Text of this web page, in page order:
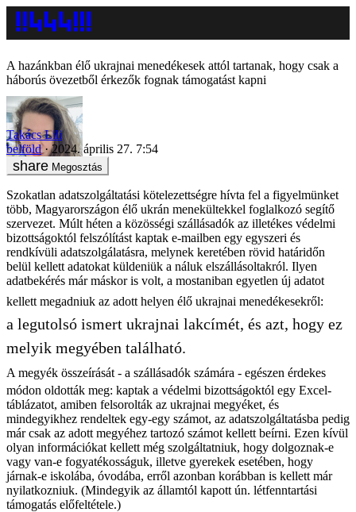
A hazánkban élő ukrajnai menedékesek attól tartanak, hogy csak a
háborús övezetből érkezők fognak támogatást kapni
Takács Lili
belföld
2024. április 27. 7:54
Megosztás
Szokatlan adatszolgáltatási kötelezettségre hívta fel a figyelmünket
több, Magyarországon élő ukrán menekültekkel foglalkozó segítő
szervezet. Múlt héten a közösségi szállásadók az illetékes védelmi
bizottságoktól felszólítást kaptak e-mailben egy egyszeri és
rendkívüli adatszolgálatásra, melynek keretében rövid határidőn
belül kellett adatokat küldeniük a náluk elszállásoltakról. Ilyen
adatbekérés már máskor is volt, a mostaniban egyetlen új adatot
kellett megadniuk az adott helyen élő ukrajnai menedékesekről:
a legutolsó ismert ukrajnai lakcímét, és azt, hogy ez
melyik megyében található.
A megyék összeírását - a szállásadók számára - egészen érdekes
módon oldották meg: kaptak a védelmi bizottságoktól egy Excel-
táblázatot, amiben felsorolták az ukrajnai megyéket, és
mindegyikhez rendeltek egy-egy számot, az adatszolgáltatásba pedig
már csak az adott megyéhez tartozó számot kellett beírni. Ezen kívül
olyan információkat kellett még szolgáltatniuk, hogy dolgoznak-e
vagy van-e fogyatékosságuk, illetve gyerekek esetében, hogy
járnak-e iskolába, óvodába, erről azonban korábban is kellett már
nyilatkozniuk. (Mindegyik az államtól kapott ún. létfenntartási
támogatás előfeltétele.)